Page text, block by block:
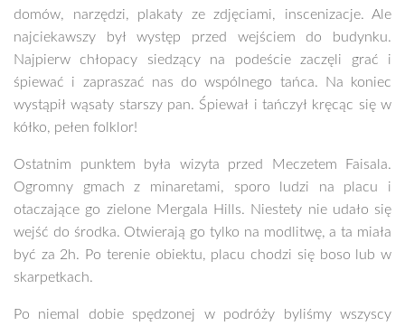
domów, narzędzi, plakaty ze zdjęciami, inscenizacje. Ale
najciekawszy był występ przed wejściem do budynku.
Najpierw chłopacy siedzący na podeście zaczęli grać i
śpiewać i zapraszać nas do wspólnego tańca. Na koniec
wystąpił wąsaty starszy pan. Śpiewał i tańczył kręcąc się w
kółko, pełen folklor!
Ostatnim punktem była wizyta przed Meczetem Faisala.
Ogromny gmach z minaretami, sporo ludzi na placu i
otaczające go zielone Mergala Hills. Niestety nie udało się
wejść do środka. Otwierają go tylko na modlitwę, a ta miała
być za 2h. Po terenie obiektu, placu chodzi się boso lub w
skarpetkach.
Po niemal dobie spędzonej w podróży byliśmy wszyscy